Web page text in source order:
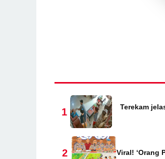
1
Terekam
2 Viral! ‘Orang